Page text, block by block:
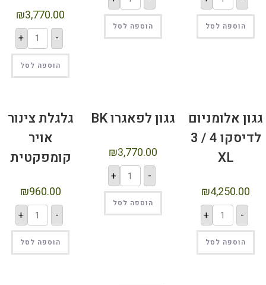
הוספה לסל הוספה לסל
₪3,770.00
הוספה לסל
אלומניום
לדיסקו 4 / 3
XL
₪4,250.00
הוספה לסל
גגון לפאגרו BK
₪3,770.00
הוספה לסל
גלגלת צינור
אויר
קומפקטית
₪960.00
הוספה לסל